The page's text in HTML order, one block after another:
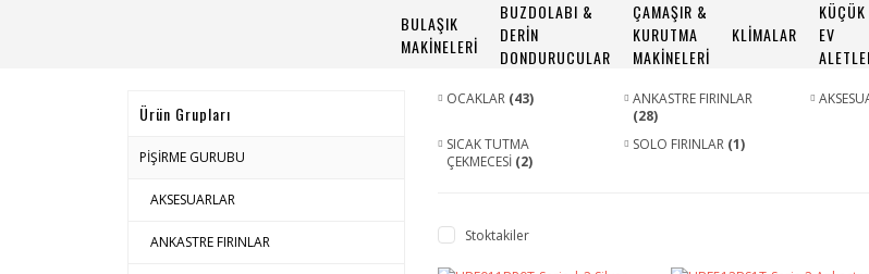
BULAŞIK
MAKİNELERİ
BUZDOLABI &
DERİN
DONDURUCULAR
ÇAMAŞIR &
KURUTMA
MAKİNELERİ
KLİMALAR
KÜÇÜK
EV
Ürün Grupları
PİŞİRME GURUBU
AKSESUARLAR
ANKASTRE FIRINLAR
OCAKLAR (43)
ANKASTRE FIRINLAR
(28)
SICAK TUTMA
ÇEKMECESİ (2)
SOLO FIRINLAR (1)
Stoktakiler